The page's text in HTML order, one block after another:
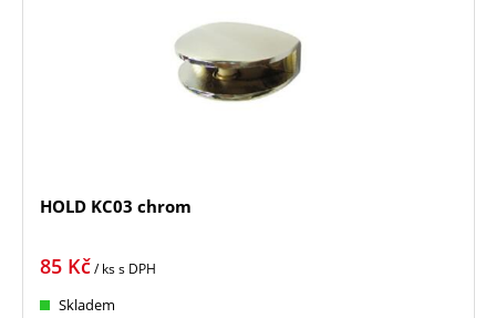
HOLD KC03 chrom
85 Kč/ kss DPH
Skladem